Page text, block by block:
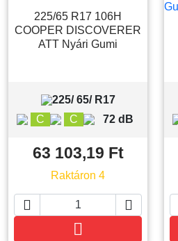
225/65 R17 106H
COOPER DISCOVERER
ATT Nyári Gumi
225/ 65/ R17
C
C 72 dB
63 103,19 Ft
Raktáron 4
 
